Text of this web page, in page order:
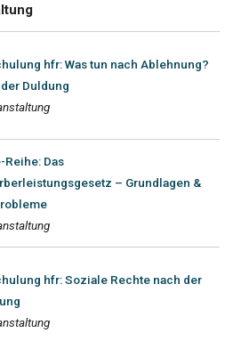
hfr: Was tun nach Ablehnung?
Duldung
Reihe: Das
– Grundlagen &
hfr: Soziale Rechte nach der